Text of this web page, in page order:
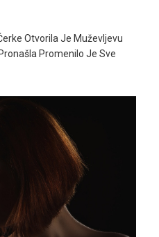
Otvorila Je Muževljevu
Promenilo Je Sve